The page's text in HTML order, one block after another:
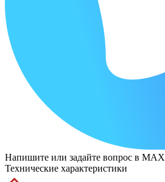
Напишите или задайте вопрос в MAX
Технические характеристики